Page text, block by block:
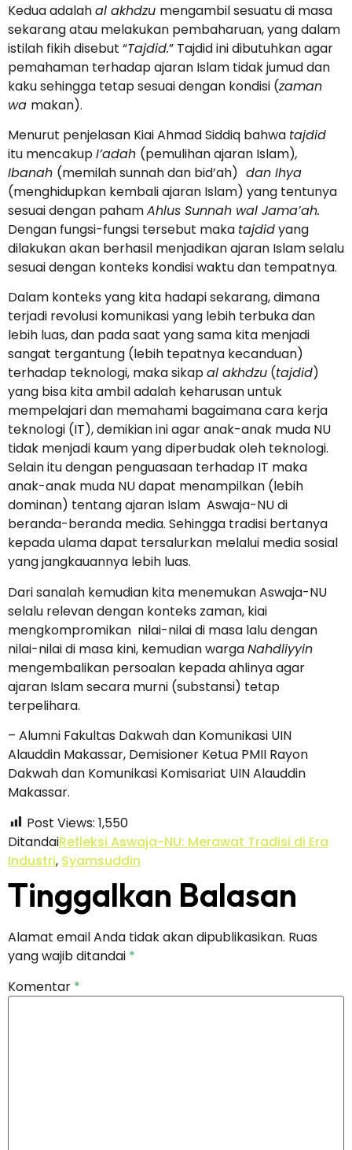
Kedua adalahal akhdzu mengambil sesuatu di masa
sekarang atau melakukan pembaharuan, yang dalam
istilah fikih disebut “Tajdid.” Tajdid ini dibutuhkan agar
pemahaman terhadap ajaran Islam tidak jumud dan
kaku sehingga tetap sesuai dengan kondisi (zaman
wa makan).
Menurut penjelasan Kiai Ahmad Siddiq bahwa tajdid
itu mencakupI’adah (pemulihan ajaran Islam),
Ibanah (memilah sunnah dan bid’ah) dan Ihya
(menghidupkan kembali ajaran Islam) yang tentunya
sesuai dengan pahamAhlus Sunnah wal Jama’ah.
Dengan fungsi-fungsi tersebut maka tajdidyang
dilakukan akan berhasil menjadikan ajaran Islam selalu
sesuai dengan konteks kondisi waktu dan tempatnya.
Dalam konteks yang kita hadapi sekarang, dimana
terjadi revolusi komunikasi yang lebih terbuka dan
lebih luas, dan pada saat yang sama kita menjadi
sangat tergantung (lebih tepatnya kecanduan)
terhadap teknologi, maka sikapal akhdzu (tajdid)
yang bisa kita ambil adalah keharusan untuk
mempelajari dan memahami bagaimana cara kerja
teknologi (IT), demikian ini agar anak-anak muda NU
tidak menjadi kaum yang diperbudak oleh teknologi.
Selain itu dengan penguasaan terhadap IT maka
anak-anak muda NU dapat menampilkan (lebih
dominan) tentang ajaran Islam Aswaja-NU di
beranda-beranda media. Sehingga tradisi bertanya
kepada ulama dapat tersalurkan melalui media sosial
yang jangkauannya lebih luas.
Dari sanalah kemudian kita menemukan Aswaja-NU
selalu relevan dengan konteks zaman, kiai
mengkompromikan nilai-nilai di masa lalu dengan
nilai-nilai di masa kini, kemudian wargaNahdliyyin
mengembalikan persoalan kepada ahlinya agar
ajaran Islam secara murni (substansi) tetap
terpelihara.
– Alumni Fakultas Dakwah dan Komunikasi UIN
Alauddin Makassar, Demisioner Ketua PMII Rayon
Dakwah dan Komunikasi Komisariat UIN Alauddin
Makassar.
Post Views: 1,550
DitandaiRefleksi Aswaja-NU: Merawat Tradisi di Era
Industri, Syamsuddin
Tinggalkan Balasan
Alamat email Anda tidak akan dipublikasikan. Ruas
yang wajib ditandai *
Komentar *